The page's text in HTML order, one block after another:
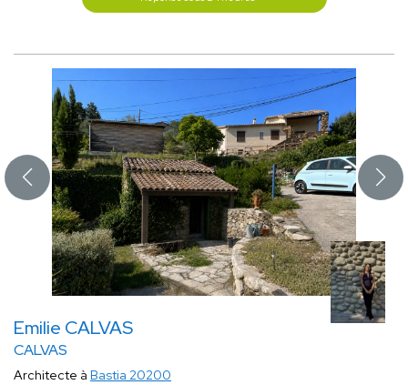
Emilie CALVAS
CALVAS
Architecte à Bastia 20200